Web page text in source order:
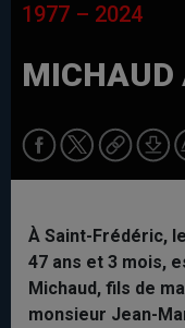
1977 – 2024
MICHAUD
À Saint-Frédéric,
47 ans et 3 mois,
Michaud, fils de
monsieur Jean-